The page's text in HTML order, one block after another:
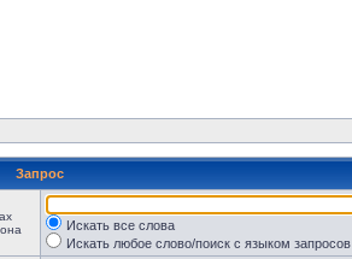
Запрос
Искать все слова
Искать любое слово/поиск с языком запросов